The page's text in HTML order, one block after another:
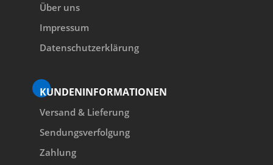
Über uns
Impressum
Datenschutzerklärung
KUNDENINFORMATIONEN
Versand & Lieferung
Sendungsverfolgung
Zahlung